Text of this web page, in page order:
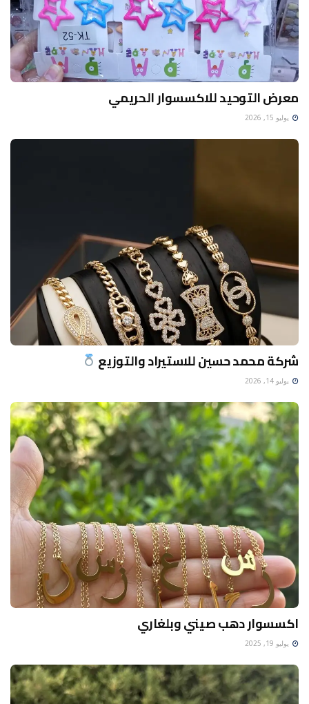
معرض التوحيد للاكسسوار الحريمي
يوليو 15, 2026
شركة محمد حسين للاستيراد والتوزيع
يوليو 14, 2026
اكسسوار دهب صيني وبلغاري
يوليو 19, 2025